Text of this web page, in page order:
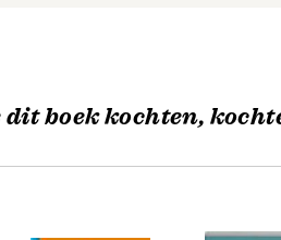
boek kochten,